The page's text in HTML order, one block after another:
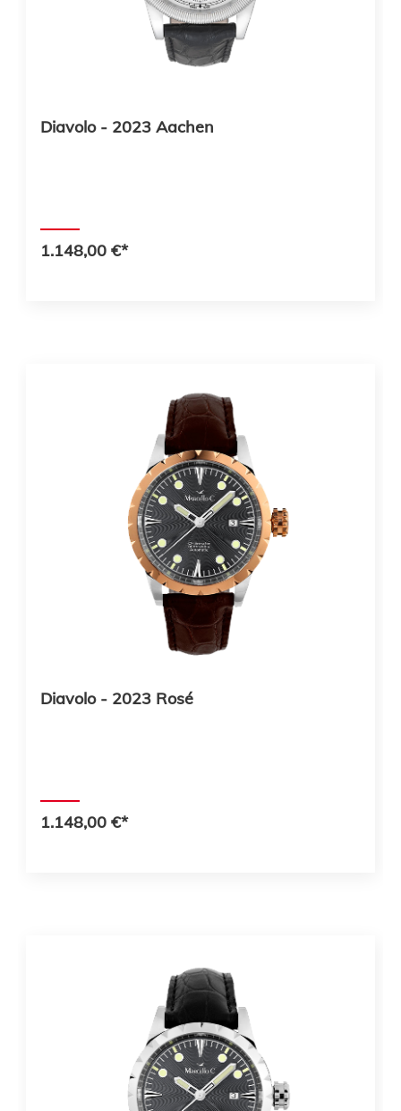
Diavolo - 2023 Aachen
1.148,00 €*
Diavolo - 2023 Rosé
1.148,00 €*